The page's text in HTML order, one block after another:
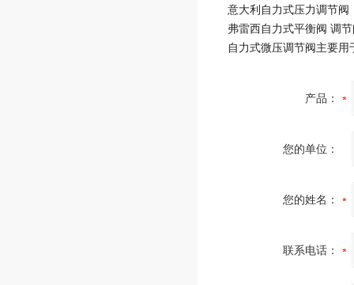
意大利自力式压力调节阀
弗雷西自力式平衡阀 调
产品：
您的单位：
您的姓名：
联系电话：